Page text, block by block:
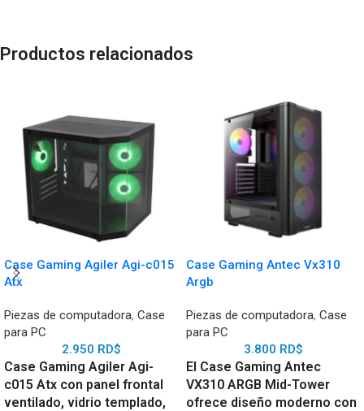
Productos relacionados
Case Gaming Agiler Agi-c015
Atx
Piezas de computadora, Case
para PC
2.950 RD$
Case Gaming Agiler Agi-
c015 Atx con panel frontal
ventilado, vidrio templado,
Case Gaming Antec Vx310
Argb
Piezas de computadora, Case
para PC
3.800 RD$
El Case Gaming Antec
VX310 ARGB Mid-Tower
ofrece diseño moderno con